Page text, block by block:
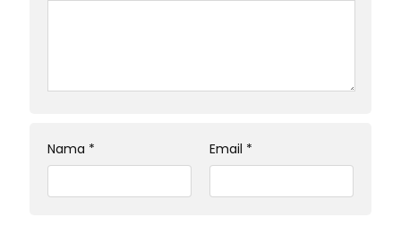
Nama * Email *